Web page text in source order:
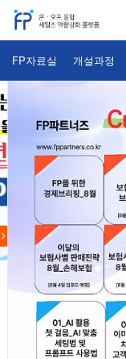
FP자료실 개설과정
수강 매뉴얼